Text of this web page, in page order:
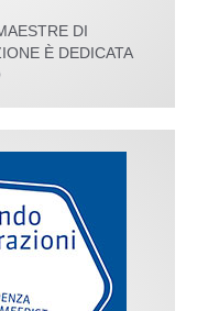
DI
È DEDICATA